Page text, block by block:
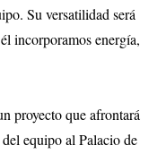
Su versatilidad será
incorporamos energía,
proyecto que afrontará
equipo al Palacio de